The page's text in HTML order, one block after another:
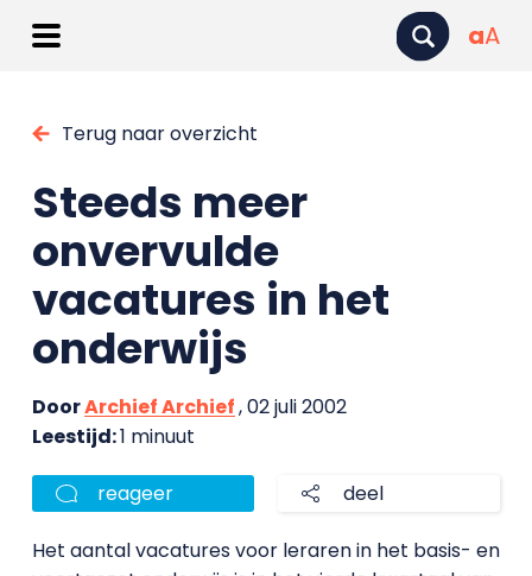
aA
Terug naar overzicht
Steeds meer
onvervulde
vacatures in het
onderwijs
DoorArchief Archief, 02 juli 2002
Leestijd:1 minuut
reageer deel
Het aantal vacatures voor leraren in het basis- en